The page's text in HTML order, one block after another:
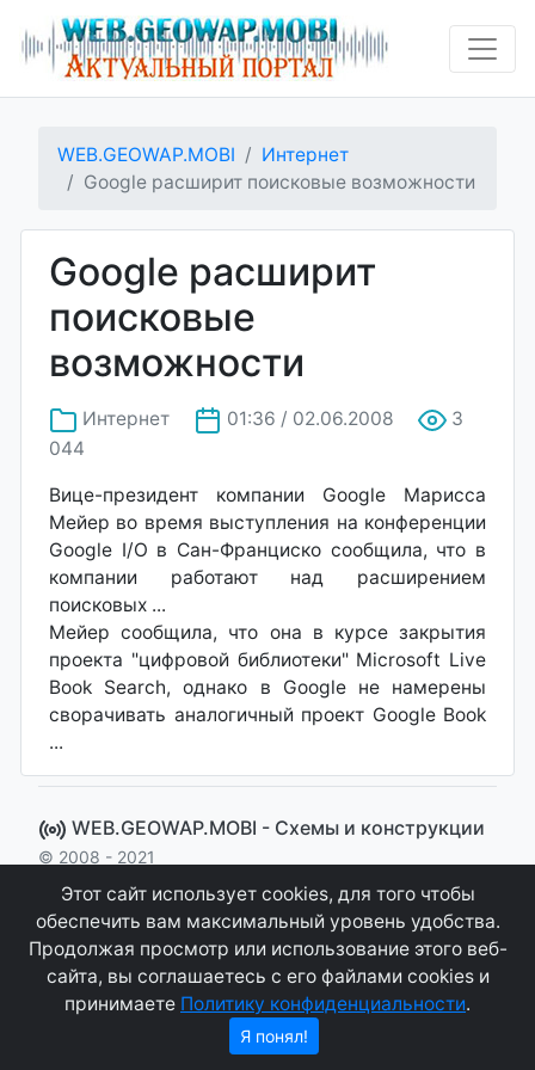
WEB.GEOWAP.MOBI
Интернет
Google расширит поисковые возможности
Google расширит
поисковые
возможности
Интернет 01:36 / 02.06.2008
3
044
Вице-президент компании Google Марисса
Мейер во время выступления на конференции
Google I/O в Сан-Франциско сообщила, что в
компании работают над расширением
поисковых ...
Мейер сообщила, что она в курсе закрытия
проекта "цифровой библиотеки" Microsoft Live
Book Search, однако в Google не намерены
сворачивать аналогичный проект Google Book
...
WEB.GEOWAP.MOBI - Cхемы и конструкции
© 2008 - 2021
Сайт управляется системой "MKateCMS" отRay
Icemont.
Соглашение Конфиденциальность
О сайте Контакты
Этот сайт использует cookies, для того чтобы
обеспечить вам максимальный уровень удобства.
Продолжая просмотр или использование этого веб-
сайта, вы соглашаетесь с его файлами cookies и
принимаете Политику конфиденциальности.
Я понял!